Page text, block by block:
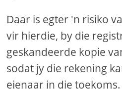
Daar is egter 'n risiko
vir hierdie, by die
geskandeerde kopie
sodat jy die rekening
eienaar in die